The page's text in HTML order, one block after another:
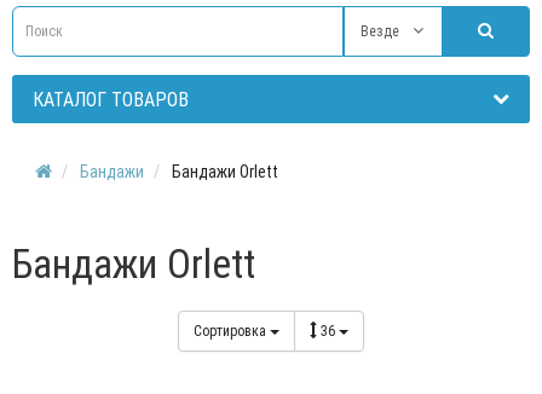
Везде
КАТАЛОГ ТОВАРОВ
Бандажи Бандажи Orlett
Бандажи Orlett
Сортировка 36